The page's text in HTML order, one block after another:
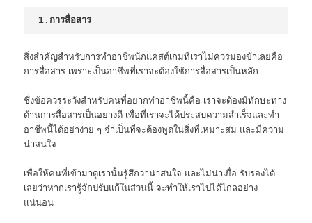
1.การสื่อสาร
สิ่งสำคัญสำหรับการทำอาชีพนักแคสต์เกมที่เราไม่ควรมองข้าเลยคือ
การสื่อสาร เพราะเป็นอาชีพที่เราจะต้องใช้การสื่อสารเป็นหลัก
ซึ่งข้อควรระวังสำหรับคนที่อยากทำอาชีพนี้คือ เราจะต้องมีทักษะทาง
ด้านการสื่อสารเป็นอย่างดี เพื่อที่เราจะได้ประสบความสำเร็จและทำ
อาชีพนี้ได้อย่าง่าย ๆ จำเป็นที่จะต้องพูดในสิ่งที่เหมาะสม และมีความ
น่าสนใจ
เพื่อให้คนที่เข้ามาดูเรานั้นรู้สึกว่าน่าสนใจ และไม่น่าเยื่อ รับรองได้
เลยว่าหากเรารู้จักปรับแก้ในส่วนนี้ จะทำให้เราไปได้ไกลอย่าง
แน่นอน